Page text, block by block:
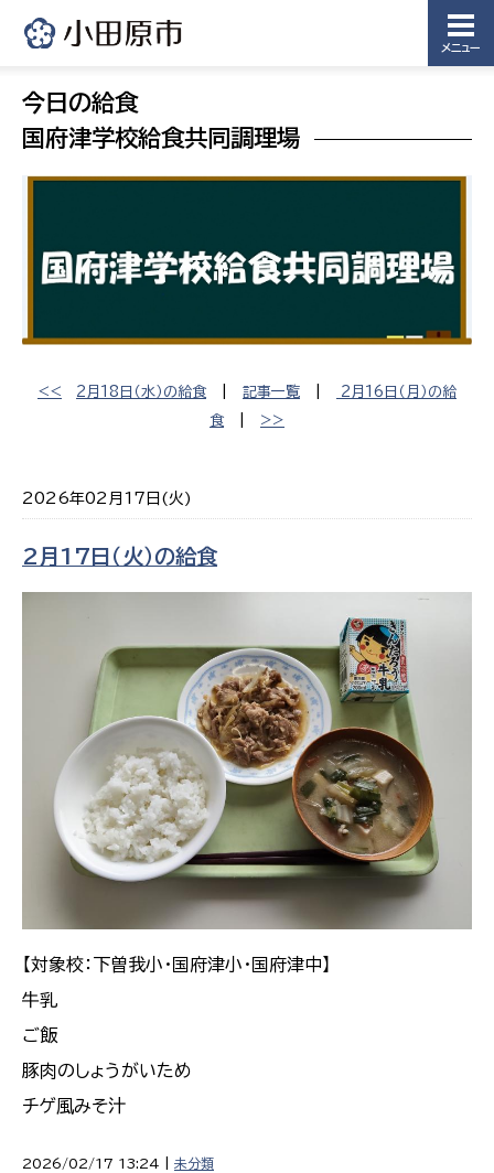
メニュー
今日の給食
国府津学校給食共同調理場
<< 2月18日（水）の給食 記事一覧
2月16日（月）の給
食
>>
2026年02月17日(火)
2月17日（火）の給食
【対象校：下曽我小・国府津小・国府津中】
牛乳
ご飯
豚肉のしょうがいため
チゲ風みそ汁
2026/02/17 13:24 | 未分類